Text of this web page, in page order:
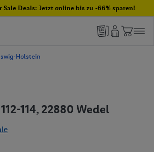
Sale Deals: Jetzt online bis zu -66% sparen!
Holstein
114, 22880 Wedel